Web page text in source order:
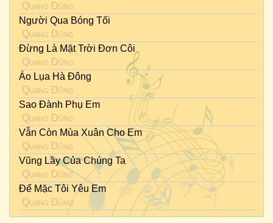
Quang Dũng
Người Qua Bóng Tối
Quang Dũng
Đừng Là Mặt Trời Đơn Côi
Quang Dũng
Áo Lụa Hà Đông
Quang Dũng
Sao Đành Phụ Em
Quang Dũng
Vẫn Còn Mùa Xuân Cho Em
Quang Dũng
Vũng Lầy Của Chúng Ta
Quang Dũng
Để Mặc Tôi Yêu Em
Quang Dũng